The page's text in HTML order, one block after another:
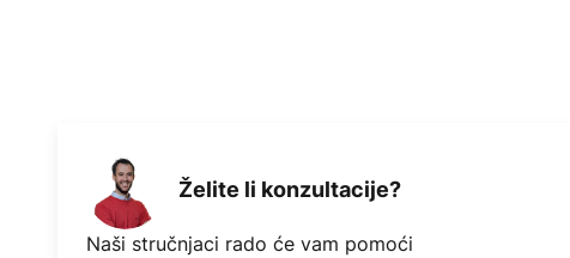
- 58 W pri 170 o/min
Želite li konzultacije?
Naši stručnjaci rado će vam pomoći